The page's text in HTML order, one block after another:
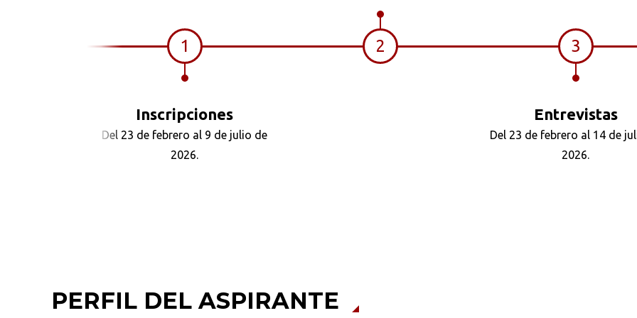
1
Inscripciones
Del 23 de febrero al 9 de julio de
2026.
2 3
Entrevistas
Del 23 de febrero al 14 de
2026.
PERFIL DEL ASPIRANTE